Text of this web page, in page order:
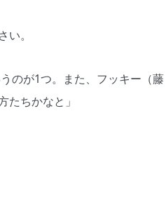
。
のが1つ。また、フッキー（藤
ちかなと」